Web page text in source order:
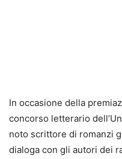
In occasione della
concorso letterario
noto scrittore di romanzi
dialoga con gli autori dei